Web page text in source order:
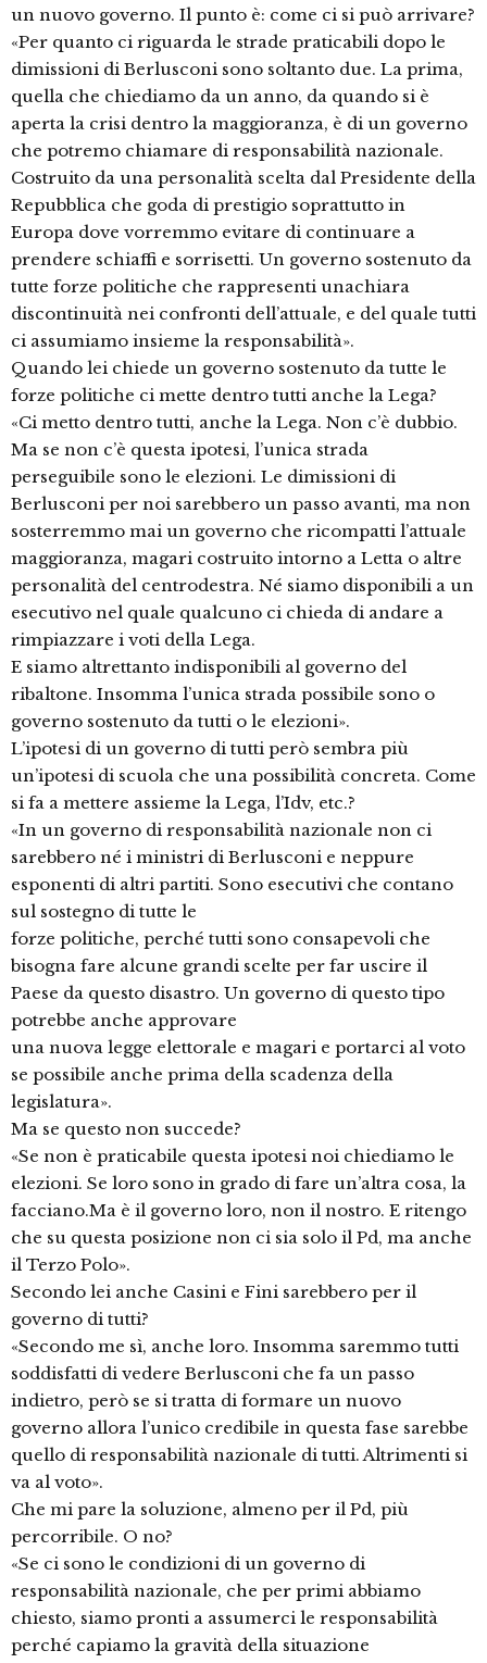
un nuovo governo. Il punto è: come ci si può arrivare?
«Per quanto ci riguarda le strade praticabili dopo le
dimissioni di Berlusconi sono soltanto due. La prima,
quella che chiediamo da un anno, da quando si è
aperta la crisi dentro la maggioranza, è di un governo
che potremo chiamare di responsabilità nazionale.
Costruito da una personalità scelta dal Presidente della
Repubblica che goda di prestigio soprattutto in
Europa dove vorremmo evitare di continuare a
prendere schiaffi e sorrisetti. Un governo sostenuto da
tutte forze politiche che rappresenti unachiara
discontinuità nei confronti dell’attuale, e del quale tutti
ci assumiamo insieme la responsabilità».
Quando lei chiede un governo sostenuto da tutte le
forze politiche ci mette dentro tutti anche la Lega?
«Ci metto dentro tutti, anche la Lega. Non c’è dubbio.
Ma se non c’è questa ipotesi, l’unica strada
perseguibile sono le elezioni. Le dimissioni di
Berlusconi per noi sarebbero un passo avanti, ma non
sosterremmo mai un governo che ricompatti l’attuale
maggioranza, magari costruito intorno a Letta o altre
personalità del centrodestra. Né siamo disponibili a un
esecutivo nel quale qualcuno ci chieda di andare a
rimpiazzare i voti della Lega.
E siamo altrettanto indisponibili al governo del
ribaltone. Insomma l’unica strada possibile sono o
governo sostenuto da tutti o le elezioni».
L’ipotesi di un governo di tutti però sembra più
un’ipotesi di scuola che una possibilità concreta. Come
si fa a mettere assieme la Lega, l’Idv, etc.?
«In un governo di responsabilità nazionale non ci
sarebbero né i ministri di Berlusconi e neppure
esponenti di altri partiti. Sono esecutivi che contano
sul sostegno di tutte le
forze politiche, perché tutti sono consapevoli che
bisogna fare alcune grandi scelte per far uscire il
Paese da questo disastro. Un governo di questo tipo
potrebbe anche approvare
una nuova legge elettorale e magari e portarci al voto
se possibile anche prima della scadenza della
legislatura».
Ma se questo non succede?
«Se non è praticabile questa ipotesi noi chiediamo le
elezioni. Se loro sono in grado di fare un’altra cosa, la
facciano.Ma è il governo loro, non il nostro. E ritengo
che su questa posizione non ci sia solo il Pd, ma anche
il Terzo Polo».
Secondo lei anche Casini e Fini sarebbero per il
governo di tutti?
«Secondo me sì, anche loro. Insomma saremmo tutti
soddisfatti di vedere Berlusconi che fa un passo
indietro, però se si tratta di formare un nuovo
governo allora l’unico credibile in questa fase sarebbe
quello di responsabilità nazionale di tutti. Altrimenti si
va al voto».
Che mi pare la soluzione, almeno per il Pd, più
percorribile. O no?
«Se ci sono le condizioni di un governo di
responsabilità nazionale, che per primi abbiamo
chiesto, siamo pronti a assumerci le responsabilità
perché capiamo la gravità della situazione